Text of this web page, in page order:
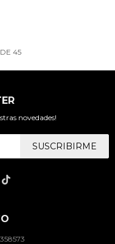
45
novedades!
SUSCRIBIRME
